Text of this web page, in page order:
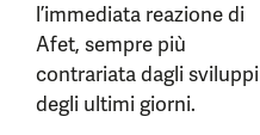
l’immediata reazione di
Afet, sempre più
contrariata dagli sviluppi
degli ultimi giorni.